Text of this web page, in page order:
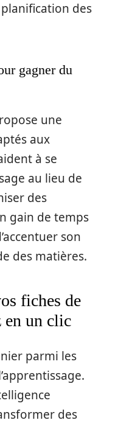
des
gagner du
une
aux
à se
au lieu de
des
gain de temps
son
des matières.
fiches de
en un clic
parmi les
des